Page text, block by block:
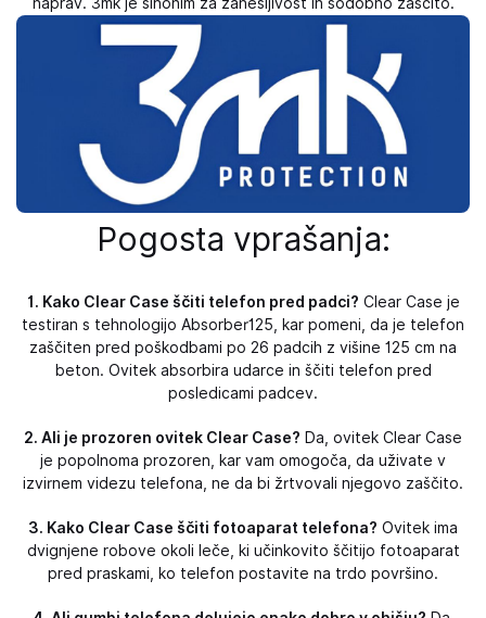
Pogosta vprašanja:
1. Kako Clear Case ščiti telefon pred padci? Clear Case je
testiran s tehnologijo Absorber125, kar pomeni, da je telefon
zaščiten pred poškodbami po 26 padcih z višine 125 cm na
beton. Ovitek absorbira udarce in ščiti telefon pred
posledicami padcev.
2. Ali je prozoren ovitek Clear Case? Da, ovitek Clear Case
je popolnoma prozoren, kar vam omogoča, da uživate v
izvirnem videzu telefona, ne da bi žrtvovali njegovo zaščito.
3. Kako Clear Case ščiti fotoaparat telefona? Ovitek ima
dvignjene robove okoli leče, ki učinkovito ščitijo fotoaparat
pred praskami, ko telefon postavite na trdo površino.